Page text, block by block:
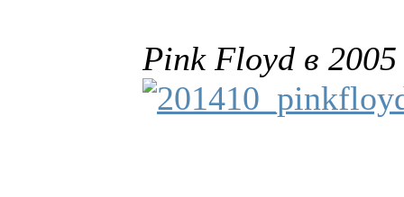
Pink Floyd в 2005